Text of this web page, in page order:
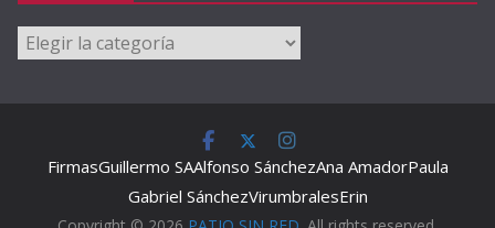
Categorías
FirmasGuillermo SAAlfonso SánchezAna AmadorPaula
Gabriel SánchezVirumbralesErin